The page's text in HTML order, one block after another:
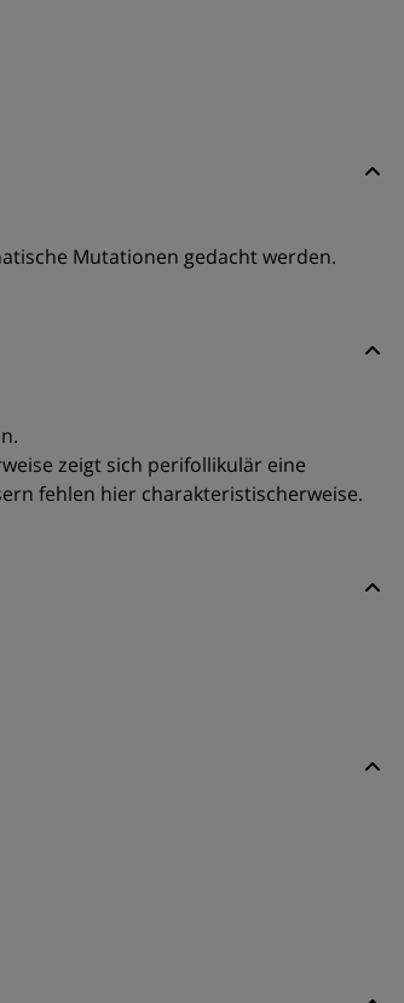
Mutationen gedacht werden.
zeigt sich perifollikulär eine
fehlen hier charakteristischerweise.